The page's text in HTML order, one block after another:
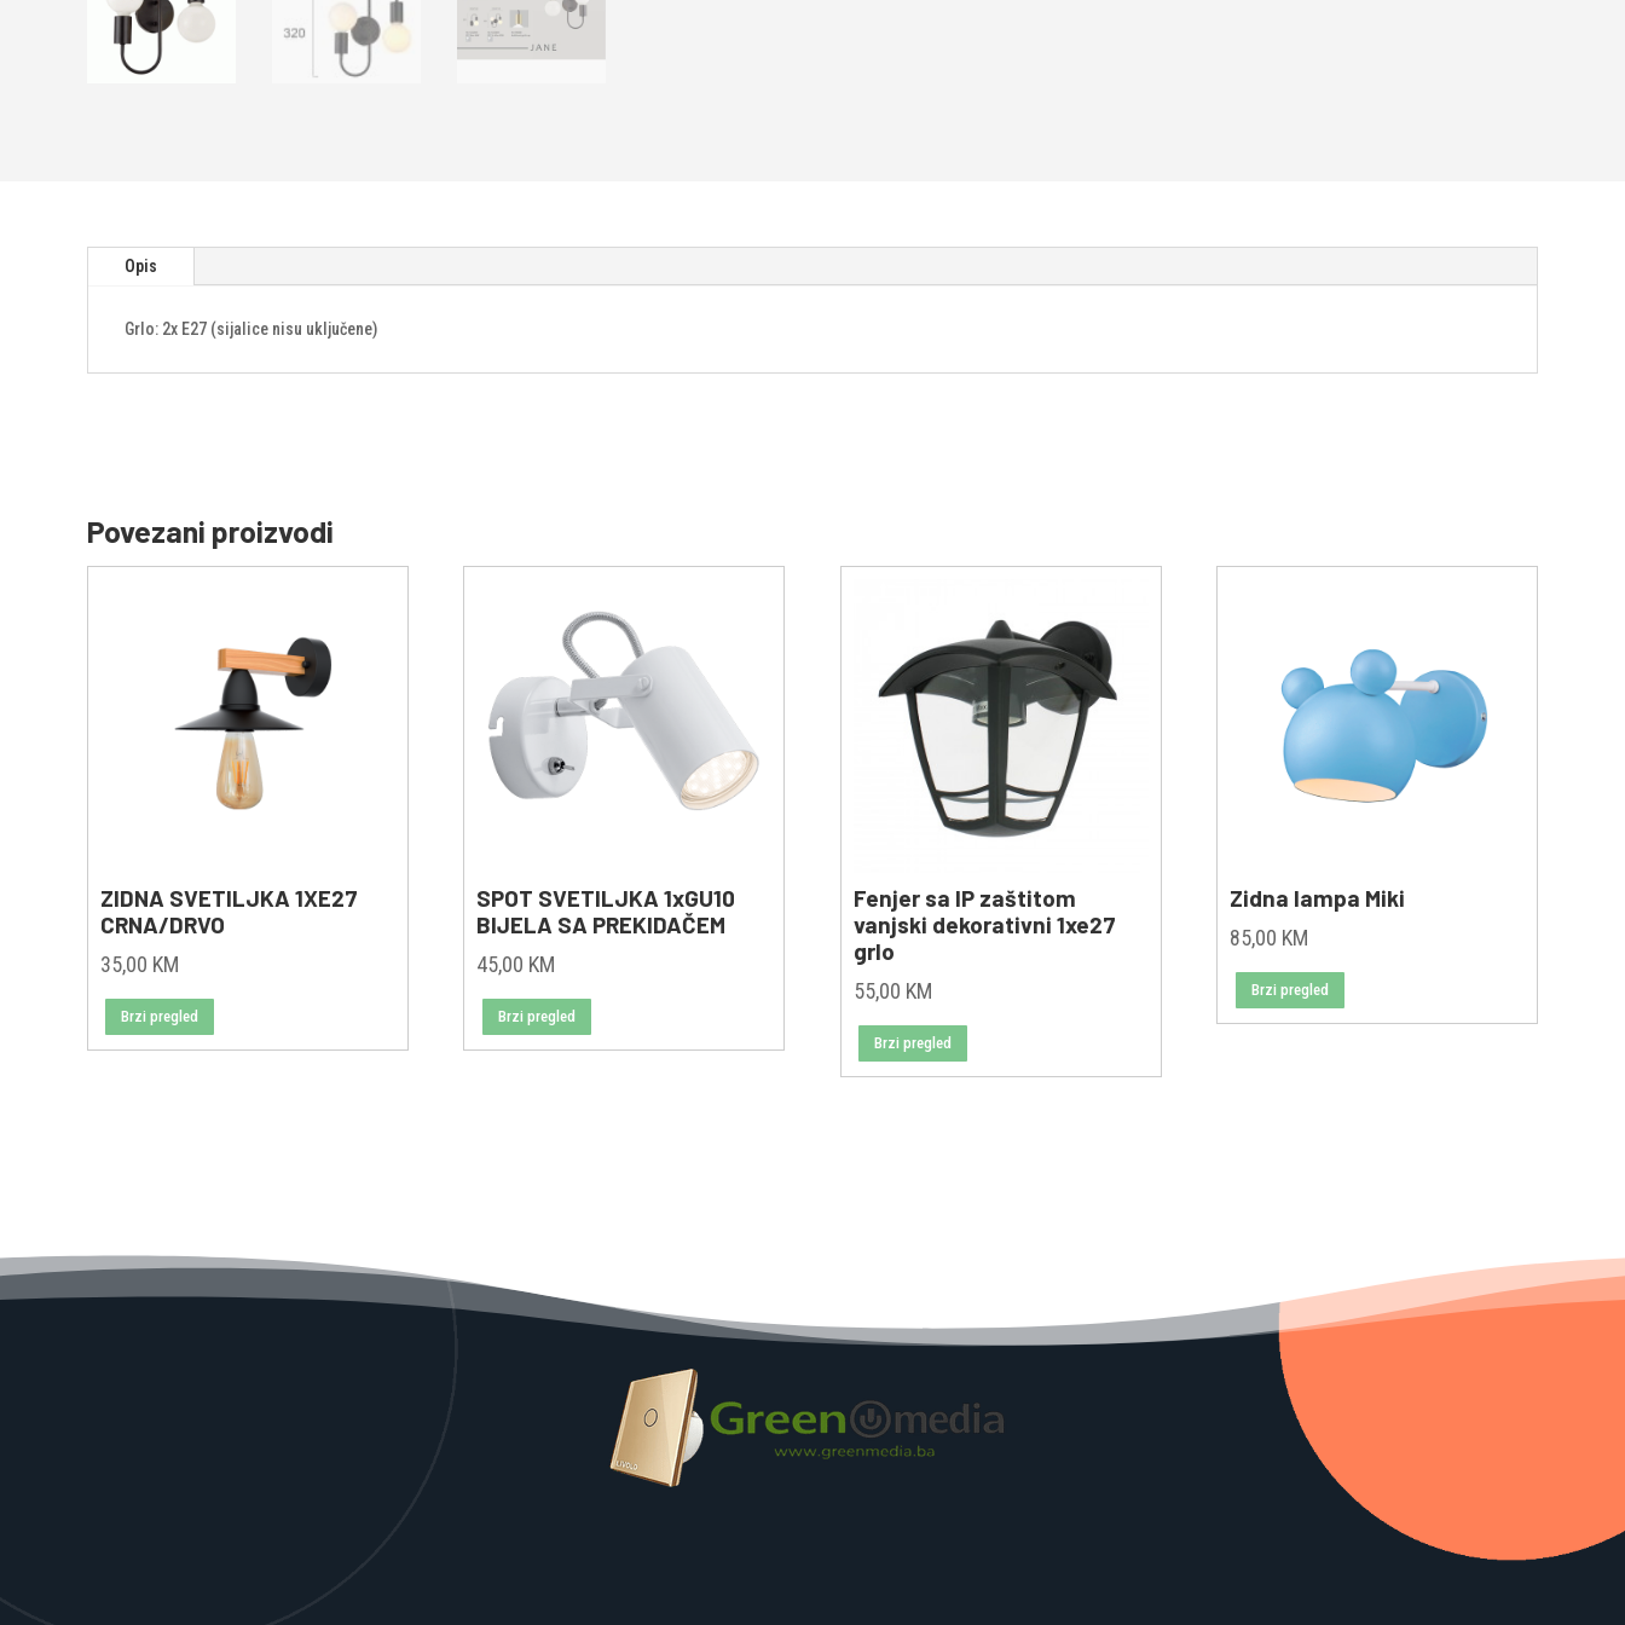
Opis
Grlo: 2x E27 (sijalice nisu uključene)
Povezani proizvodi
ZIDNA SVETILJKA 1XE27
CRNA/DRVO
35,00 KM
Brzi pregled
SPOT SVETILJKA 1xGU10
BIJELA SA PREKIDAČEM
45,00 KM
Brzi pregled
Fenjer sa IP zaštitom
vanjski dekorativni 1xe27
grlo
55,00 KM
Brzi pregled
Zidna lampa Miki
85,00 KM
Brzi pregled